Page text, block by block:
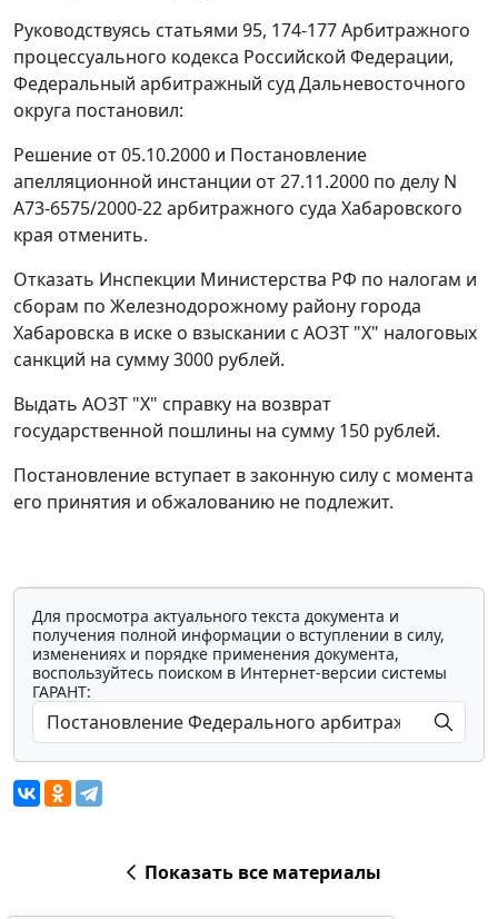
Руководствуясь статьями 95, 174-177Арбитражного
процессуального кодекса Российской Федерации,
Федеральный арбитражный суд Дальневосточного
округа постановил:
Решение от 05.10.2000 и Постановление
апелляционной инстанции от 27.11.2000 по делу N
А73-6575/2000-22 арбитражного суда Хабаровского
края отменить.
Отказать Инспекции Министерства РФ по налогам и
сборам по Железнодорожному району города
Хабаровска в иске о взыскании с АОЗТ "Х" налоговых
санкций на сумму 3000 рублей.
Выдать АОЗТ "Х" справку на возврат
государственной пошлины на сумму 150 рублей.
Постановление вступает в законную силу с момента
его принятия и обжалованию не подлежит.
Для просмотра актуального текста документа и
получения полной информации о вступлении в силу,
изменениях и порядке применения документа,
воспользуйтесь поиском в Интернет-версии системы
ГАРАНТ:
Показать все материалы